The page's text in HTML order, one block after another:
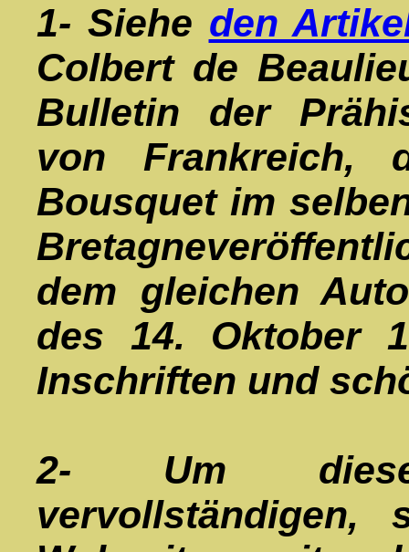
1- Siehe den
Colbert de
Bulletin der
von Frankreich,
Bousquet im
Bretagne
dem gleichen
des 14. Oktober
Inschriften und
2- Um